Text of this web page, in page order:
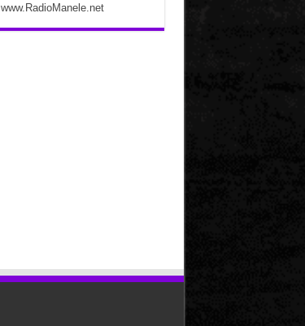
www.RadioManele.net